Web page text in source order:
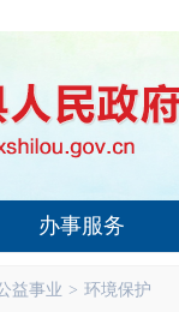
办事服务
益事业 > 环境保护